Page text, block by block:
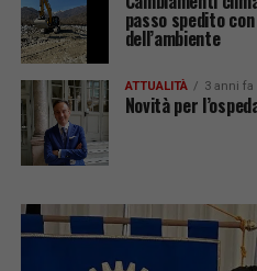
passo spedito
dell’ambiente
ATTUALITÀ 3 anni fa
Novità per